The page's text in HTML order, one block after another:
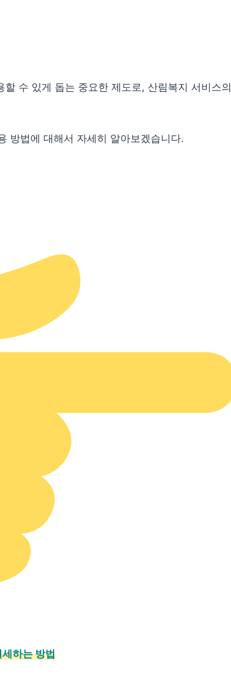
수 있게 돕는 중요한 제도로, 산림복지 서비스의
방법에 대해서 자세히 알아보겠습니다.
하는 방법